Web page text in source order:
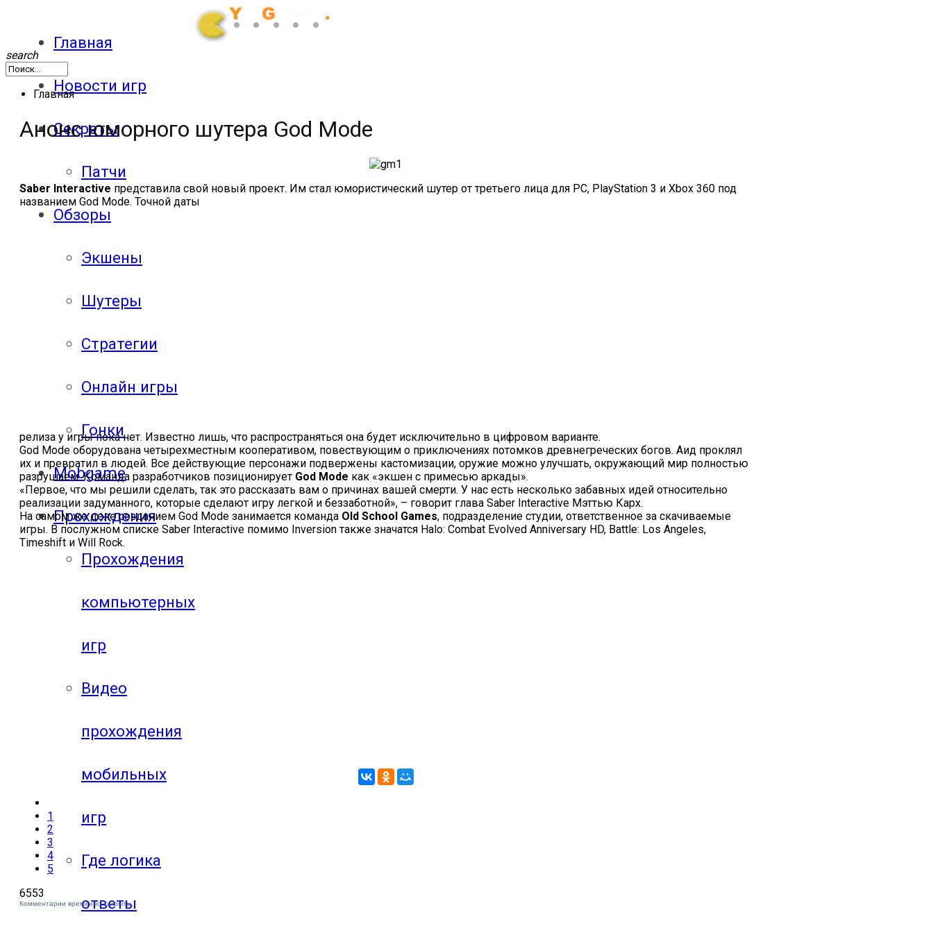
Главная
Новости игр
Секреты
Патчи
Обзоры
Экшены
Шутеры
Стратегии
Онлайн игры
Гонки
Mobgame
Прохождения
Прохождения
компьютерных
игр
Видео
прохождения
мобильных
игр
Где логика
ответы
search
Главная
Анонс юморного шутера God Mode
Saber Interactive представила свой новый проект. Им стал юмористический шутер от третьего лица для PC, PlayStation 3 и Xbox 360 под
названием God Mode. Точной даты
релиза у игры пока нет. Известно лишь, что распространяться она будет исключительно в цифровом варианте.
God Mode оборудована четырехместным кооперативом, повествующим о приключениях потомков древнегреческих богов. Аид проклял
их и превратил в людей. Все действующие персонажи подвержены кастомизации, оружие можно улучшать, окружающий мир полностью
разрушаем. Команда разработчиков позиционирует God Mode как «экшен с примесью аркады».
«Первое, что мы решили сделать, так это рассказать вам о причинах вашей смерти. У нас есть несколько забавных идей относительно
реализации задуманного, которые сделают игру легкой и беззаботной», – говорит глава Saber Interactive Мэттью Карх.
На самом же деле созданием God Mode занимается команда Old School Games, подразделение студии, ответственное за скачиваемые
игры. В послужном списке Saber Interactive помимо Inversion также значатся Halo: Combat Evolved Anniversary HD, Battle: Los Angeles,
Timeshift и Will Rock.
1
2
3
4
5
6553
Комментарии временно закрыты.